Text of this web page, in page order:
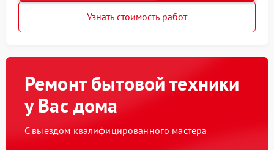
Узнать стоимость работ
Ремонт бытовой техники
у Вас дома
С выездом квалифицированного мастера